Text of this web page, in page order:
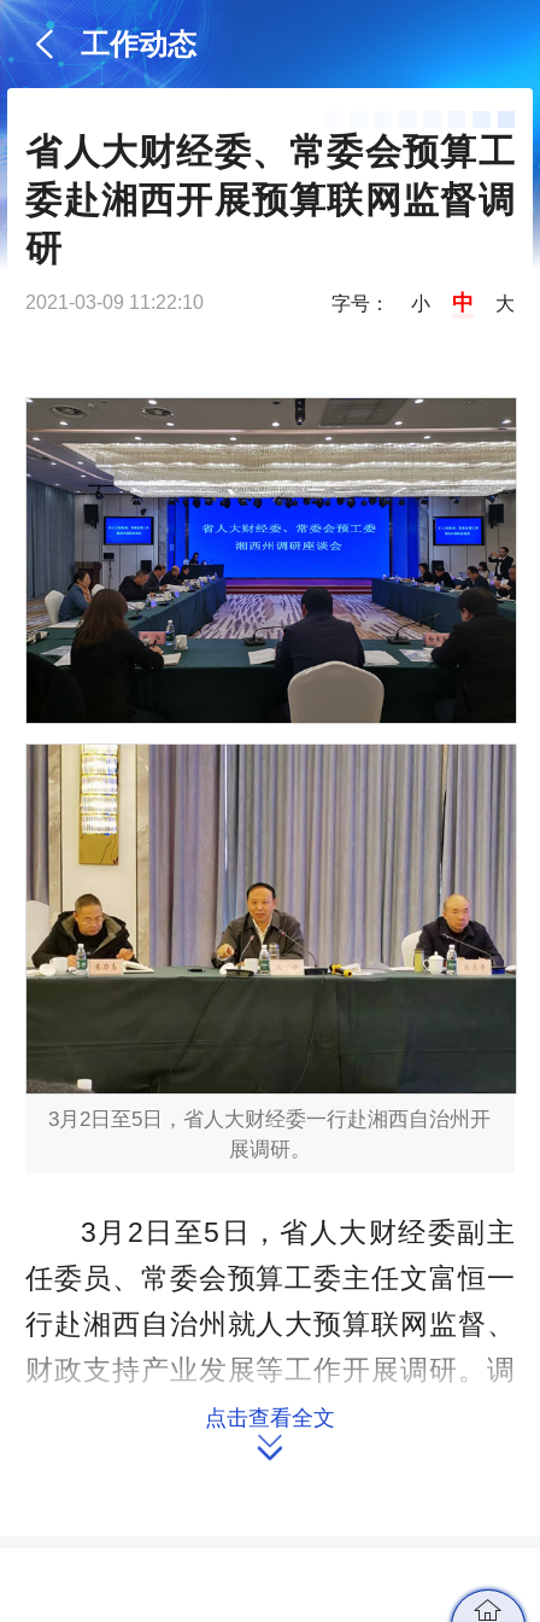
工作动态
省人大财经委、常委会预算工
委赴湘西开展预算联网监督调
研
2021-03-09 11:22:10 字号： 小 中 大
3月2日至5日，省人大财经委一行赴湘西自治州开
展调研。
3月2日至5日，省人大财经委副主
任委员、常委会预算工委主任文富恒一
行赴湘西自治州就人大预算联网监督、
财政支持产业发展等工作开展调研。调
研组召开专题座谈会，听取湘西自治州
人大预算联网监督工作情况汇报，并围
市、花垣县、保靖县人大相关负责同志
点击查看全文
